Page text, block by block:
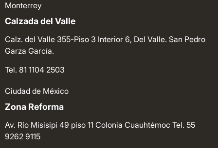
Monterrey
Calzada del Valle
Calz. del Valle 355-Piso 3 Interior 6, Del Valle. San Pedro
Garza García.
Tel. 81 1104 2503
Ciudad de México
Zona Reforma
Av. Río Misisipi 49 piso 11 Colonia Cuauhtémoc Tel. 55
9262 9115